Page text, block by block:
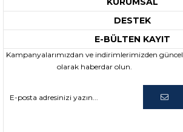
DESTEK
E-BÜLTEN KAYIT
Kampanyalarımızdan ve indirimlerimizden güncel
olarak haberdar olun.